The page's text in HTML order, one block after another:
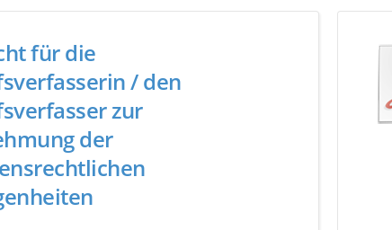
für die
/ den
zur
der